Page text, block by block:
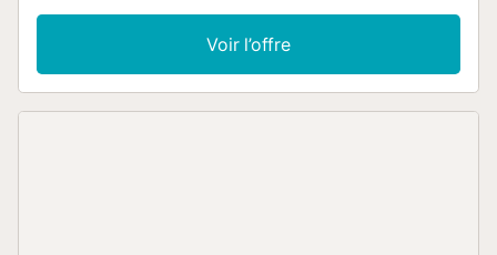
appartement : ✅ 1 chambre avec lit double confortable ✅
Salle de bain moderne & cuisine entièrement équipée ✅
Salon avec canapé-lit, climatisation et terrasse couverte ✅
WiFi rapide & TV avec Chromecast – idéal pour le
Voir l’offre